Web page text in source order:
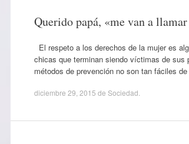
Querido papá, «me van a
El respeto a los derechos de la mujer es
chicas que terminan siendo víctimas de sus
métodos de prevención no son tan fáciles
diciembre 29, 2015 de Sociedad